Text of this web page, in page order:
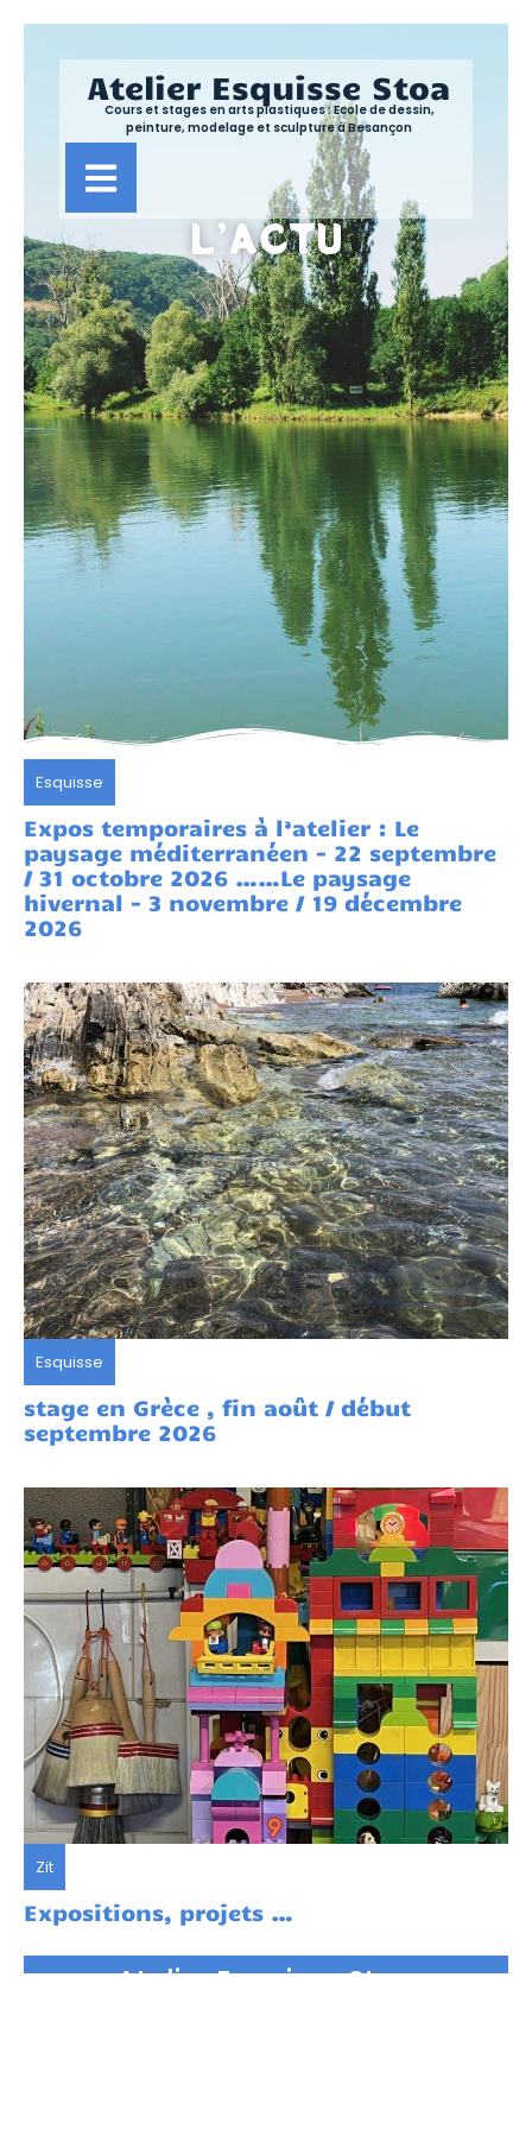
Atelier Esquisse Stoa
Cours et stages en arts plastiques : Ecole de dessin,
peinture, modelage et sculpture à Besançon
L’ACTU
Esquisse
Expos temporaires à l’atelier : Le
paysage méditerranéen - 22 septembre
/ 31 octobre 2026 ……Le paysage
hivernal - 3 novembre / 19 décembre
2026
Esquisse
stage en Grèce , fin août / début
septembre 2026
Zit
Expositions, projets …
Atelier Esquisse Stoa